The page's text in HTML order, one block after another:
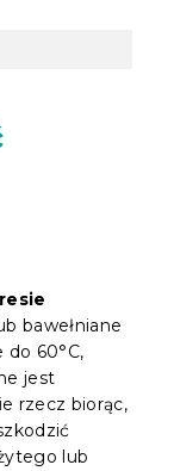
bawełniane
60°C,
jest
rzecz biorąc,
lub